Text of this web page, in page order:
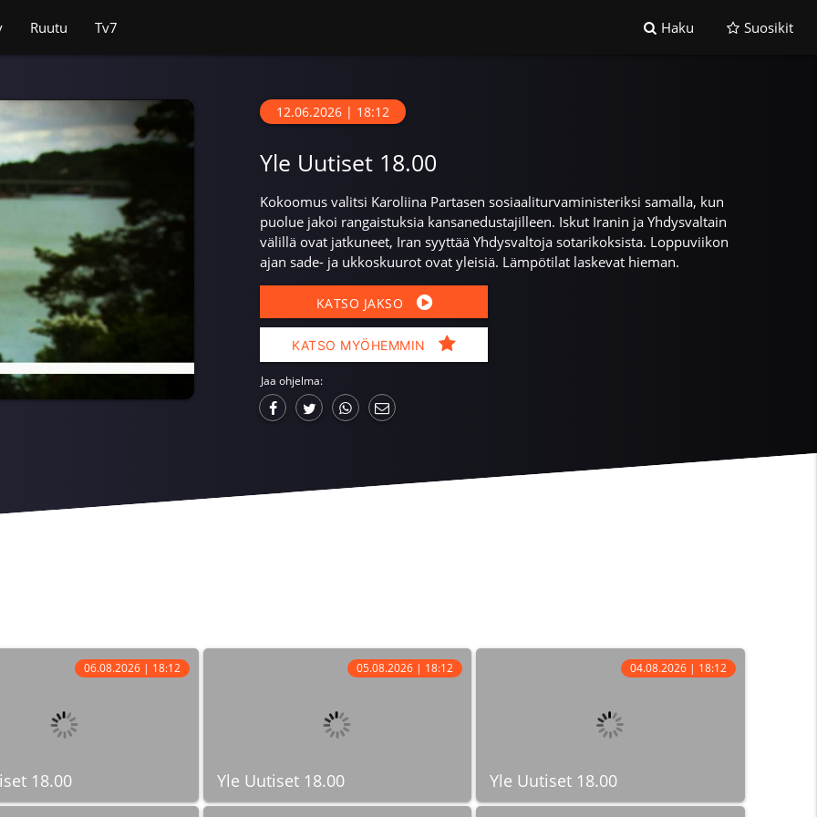
Ruutu Tv7 Haku Suosikit
12.06.2026 | 18:12
Yle Uutiset 18.00
Kokoomus valitsi Karoliina Partasen sosiaaliturvaministeriksi samalla, kun
puolue jakoi rangaistuksia kansanedustajilleen. Iskut Iranin ja Yhdysvaltain
välillä ovat jatkuneet, Iran syyttää Yhdysvaltoja sotarikoksista. Loppuviikon
ajan sade- ja ukkoskuurot ovat yleisiä. Lämpötilat laskevat hieman.
KATSO JAKSO
KATSO MYÖHEMMIN
Jaa ohjelma:
18.00
06.08.2026 | 18:12
Yle Uutiset 18.00
05.08.2026 | 18:12
Yle Uutiset 18.00
04.08.2026 | 18:12